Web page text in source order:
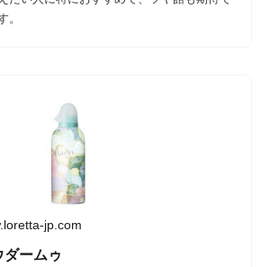
。
jp.com
ームゥ